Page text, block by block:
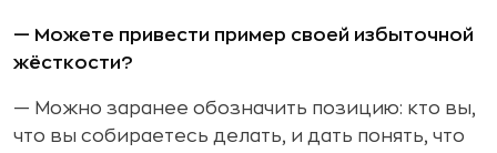
— Можете привести пример своей избыточной
жёсткости?
— Можно заранее обозначить позицию: кто вы,
что вы собираетесь делать, и дать понять, что